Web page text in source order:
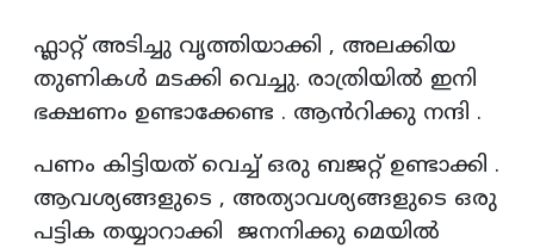
ഫ്ലാറ്റ് അടിച്ചു വൃത്തിയാക്കി , അലക്കിയ
തുണികൾ മടക്കി വെച്ചു. രാത്രിയിൽ ഇനി
ഭക്ഷണം ഉണ്ടാക്കേണ്ട . ആൻറിക്കു നന്ദി .
പണം കിട്ടിയത് വെച്ച് ഒരു ബജറ്റ് ഉണ്ടാക്കി .
ആവശ്യങ്ങളുടെ , അത്യാവശ്യങ്ങളുടെ ഒരു
പട്ടിക തയ്യാറാക്കി ജനനിക്കു മെയിൽ